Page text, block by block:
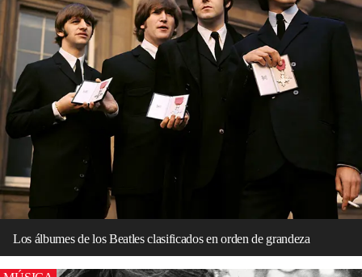
Los álbumes de los Beatles clasificados en orden de grandeza